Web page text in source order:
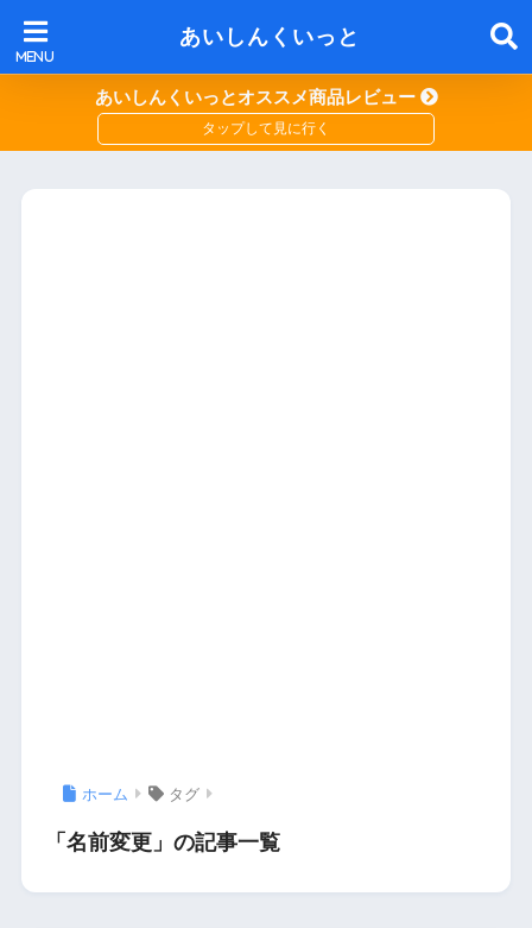
あいしんくいっと
あいしんくいっとオススメ商品レビュー
ホーム タグ
「名前変更」の記事一覧